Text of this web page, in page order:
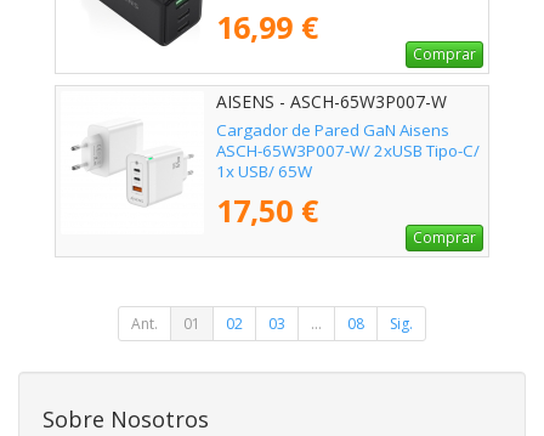
16,99 €
Comprar
AISENS - ASCH-65W3P007-W
Cargador de Pared GaN Aisens
ASCH-65W3P007-W/ 2xUSB Tipo-C/
1x USB/ 65W
17,50 €
Comprar
Ant. 01 02 03 ... 08 Sig.
Sobre Nosotros